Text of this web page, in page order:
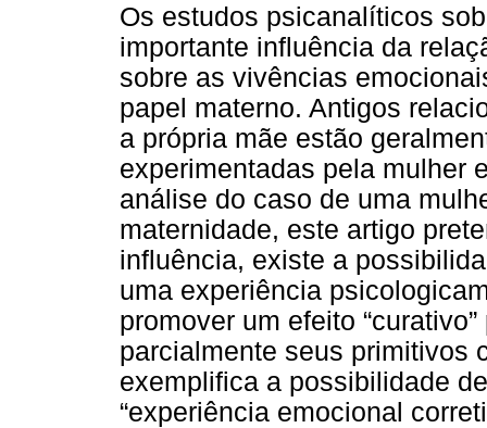
Os estudos psicanalíticos
importante influência da
sobre as vivências
papel materno. Antigos
a própria mãe estão
experimentadas pela mulher
análise do caso de uma
maternidade, este artigo
influência, existe a
uma experiência
promover um efeito
parcialmente seus primitivos
exemplifica a possibilidade
“experiência emocional